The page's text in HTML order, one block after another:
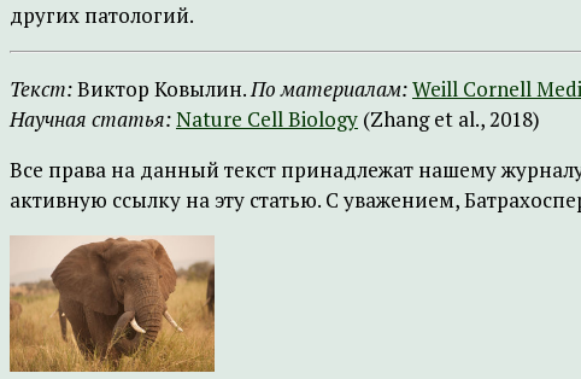
других патологий.
Текст:Виктор Ковылин.По материалам:Weill Cornell
Научная статья:Nature Cell Biology (Zhang et al., 2018)
Все права на данный текст принадлежат нашему
активную ссылку на эту статью. С уважением,